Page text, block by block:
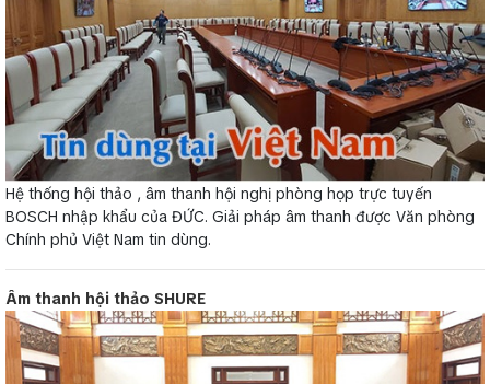
Hệ thống hội thảo , âm thanh hội nghị phòng họp trực tuyến
BOSCH nhập khẩu của ĐỨC. Giải pháp âm thanh được Văn phòng
Chính phủ Việt Nam tin dùng.
Âm thanh hội thảo SHURE